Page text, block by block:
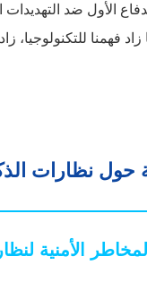
الأول ضد التهديدات
فهمنا للتكنولوجيا،
حول نظارات
الأمنية